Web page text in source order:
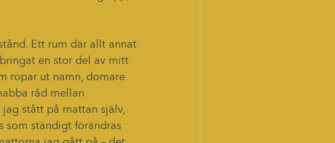
Ett rum där allt annat
en stor del av mitt
ropar ut namn, domare
råd mellan
stått på mattan själv,
som ständigt förändras